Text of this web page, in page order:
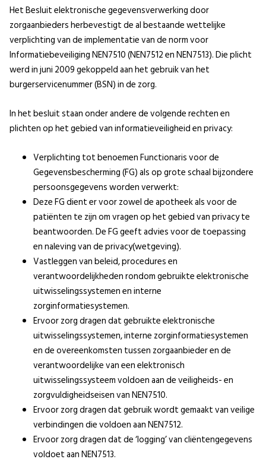
Het Besluit elektronische gegevensverwerking door
zorgaanbieders herbevestigt de al bestaande wettelijke
verplichting van de implementatie van de norm voor
Informatiebeveiliging NEN7510 (NEN7512 en NEN7513). Die plicht
werd in juni 2009 gekoppeld aan het gebruik van het
burgerservicenummer (BSN) in de zorg.
In het besluit staan onder andere de volgende rechten en
plichten op het gebied van informatieveiligheid en privacy:
Verplichting tot benoemen Functionaris voor de
Gegevensbescherming (FG) als op grote schaal bijzondere
persoonsgegevens worden verwerkt:
Deze FG dient er voor zowel de apotheek als voor de
patiënten te zijn om vragen op het gebied van privacy te
beantwoorden. De FG geeft advies voor de toepassing
en naleving van de privacy(wetgeving).
Vastleggen van beleid, procedures en
verantwoordelijkheden rondom gebruikte elektronische
uitwisselingssystemen en interne
zorginformatiesystemen.
Ervoor zorg dragen dat gebruikte elektronische
uitwisselingssystemen, interne zorginformatiesystemen
en de overeenkomsten tussen zorgaanbieder en de
verantwoordelijke van een elektronisch
uitwisselingssysteem voldoen aan de veiligheids- en
zorgvuldigheidseisen van NEN7510.
Ervoor zorg dragen dat gebruik wordt gemaakt van veilige
verbindingen die voldoen aan NEN7512.
Ervoor zorg dragen dat de ‘logging’ van cliëntengegevens
voldoet aan NEN7513.